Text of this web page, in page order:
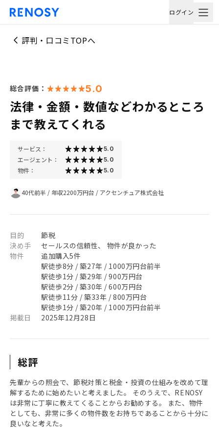
ログイン
評判・口コミTOPへ
総合評価： 5.0
法律・金額・数値などわかるところ
まで教えてくれる
サービス： 5.0
エージェント： 5.0
物件： 5.0
40代前半 / 年収2200万円台 / アクセンチュア株式会社
目的
節税
決め手
セールスの信頼性、 物件が良かった
物件
追加購入5件
駅徒歩8分 / 築27年 / 1000万円台前半
駅徒歩1分 / 築29年 / 900万円台
駅徒歩2分 / 築30年 / 600万円台
駅徒歩11分 / 築33年 / 800万円台
駅徒歩1分 / 築20年 / 1000万円台前半
掲載日
2025年12月28日
総評
先輩からの照会で、節税対策と税金・投資の仕組みを改めて理
解するために始めたいと考えました。 そのうえで、RENOSY
は非常に丁寧に教えてくることからお勧めする。 また、物件
としても、非常に多くの物件数をお持ちであることから十分に
良いなと考えた。